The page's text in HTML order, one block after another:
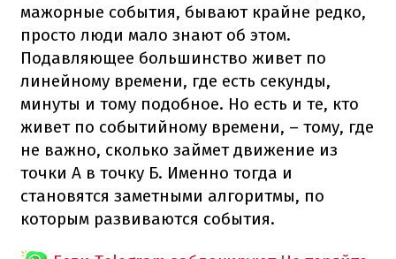
мажорные события, бывают крайне редко,
просто люди мало знают об этом.
Подавляющее большинство живет по
линейному времени, где есть секунды,
минуты и тому подобное. Но есть и те, кто
живет по событийному времени, – тому, где
не важно, сколько займет движение из
точки А в точку Б. Именно тогда и
становятся заметными алгоритмы, по
которым развиваются события.